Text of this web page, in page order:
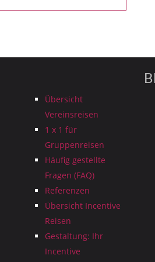
Übersicht
Vereinsreisen
1 x 1 für
Gruppenreisen
Häufig gestellte
Fragen (FAQ)
Referenzen
Übersicht Incentive
Reisen
Gestaltung: Ihr
Incentive